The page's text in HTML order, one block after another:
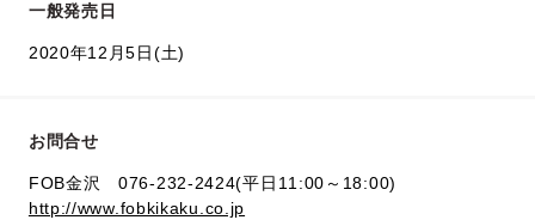
一般発売日
2020年12月5日(土)
お問合せ
FOB金沢 076-232-2424(平日11:00～18:00)
http://www.fobkikaku.co.jp